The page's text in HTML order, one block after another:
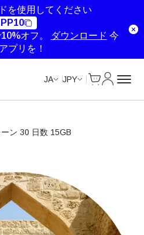
を使用してください
オフ。
ダウンロード 今
プリを！
JA JPY
ン 30 日数 15GB